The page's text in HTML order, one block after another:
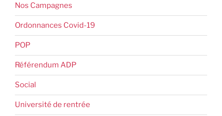
Nos Campagnes
Ordonnances Covid-19
POP
Référendum ADP
Social
Université de rentrée